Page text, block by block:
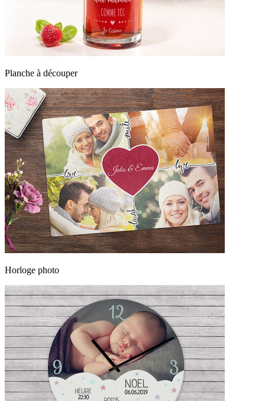
Planche à découper
Horloge photo